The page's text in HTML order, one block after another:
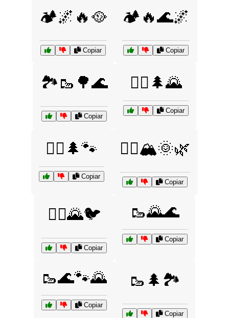
🏕️🌌🔥🥘
Copiar
🏕️🔥🌊🌌
Copiar
🏞️🥾🌳🌊
Copiar
🚶‍♀️🌲🌄
Copiar
🚶‍♀️🌲🐾
Copiar
🚶‍♀️🏔️🌞🌿
Copiar
🚶‍♂️🌄🐦
Copiar
🥾🌄🌊
Copiar
🥾🌊🐾🌄
Copiar
🥾🌲🏞️
Copiar